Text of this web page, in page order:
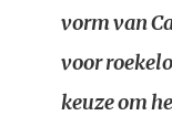
vorm van
voor
keuze om